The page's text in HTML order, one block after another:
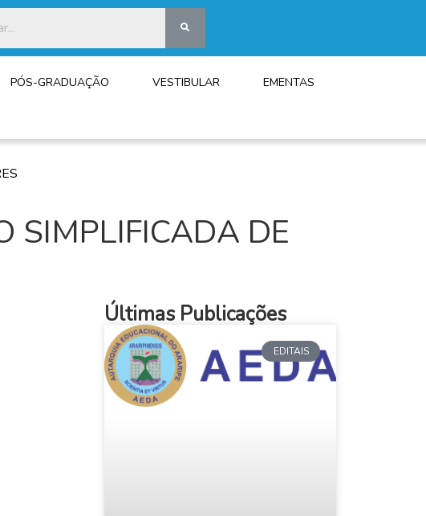
PÓS-GRADUAÇÃO VESTIBULAR EMENTAS
SIMPLIFICADA DE
Últimas Publicações
EDITAIS